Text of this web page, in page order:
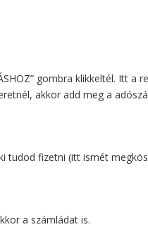
gombra klikkeltél. Itt a
akkor add meg a
tudod fizetni (itt ismét
a számládat is.